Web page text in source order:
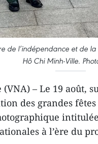
de l’indépendance et de
Hô Chi Minh-Ville.
– Le 19 août,
des grandes
à l’ère du